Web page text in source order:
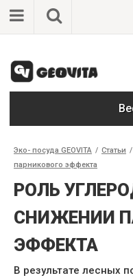
Эко- посуда GEOVITA / Статьи /
парникового эффекта
РОЛЬ
СНИЖЕНИИ
ЭФФЕКТА
В результате лесных